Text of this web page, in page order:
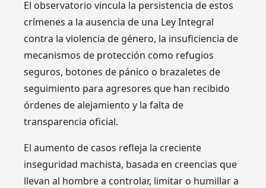
El observatorio vincula la persistencia de estos
crímenes a la ausencia de una Ley Integral
contra la violencia de género, la insuficiencia de
mecanismos de protección como refugios
seguros, botones de pánico o brazaletes de
seguimiento para agresores que han recibido
órdenes de alejamiento y la falta de
transparencia oficial.
El aumento de casos refleja la creciente
inseguridad machista, basada en creencias que
llevan al hombre a controlar, limitar o humillar a